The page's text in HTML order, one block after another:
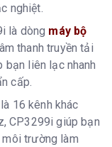
nghiệt.
là dòng máy bộ
thanh truyền tải
bạn liên lạc nhanh
cấp.
16 kênh khác
CP3299i giúp bạn
trường làm